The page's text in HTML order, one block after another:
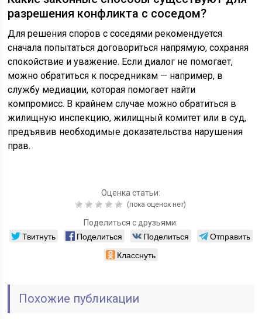
разрешения конфликта с соседом?
Для решения споров с соседями рекомендуется
сначала попытаться договориться напрямую, сохраняя
спокойствие и уважение. Если диалог не помогает,
можно обратиться к посредникам — например, в
службу медиации, которая помогает найти
компромисс. В крайнем случае можно обратиться в
жилищную инспекцию, жилищный комитет или в суд,
предъявив необходимые доказательства нарушения
прав.
Оценка статьи:
(пока оценок нет)
Поделиться с друзьями:
Твитнуть Поделиться Поделиться
Отправить
Класснуть
Похожие публикации